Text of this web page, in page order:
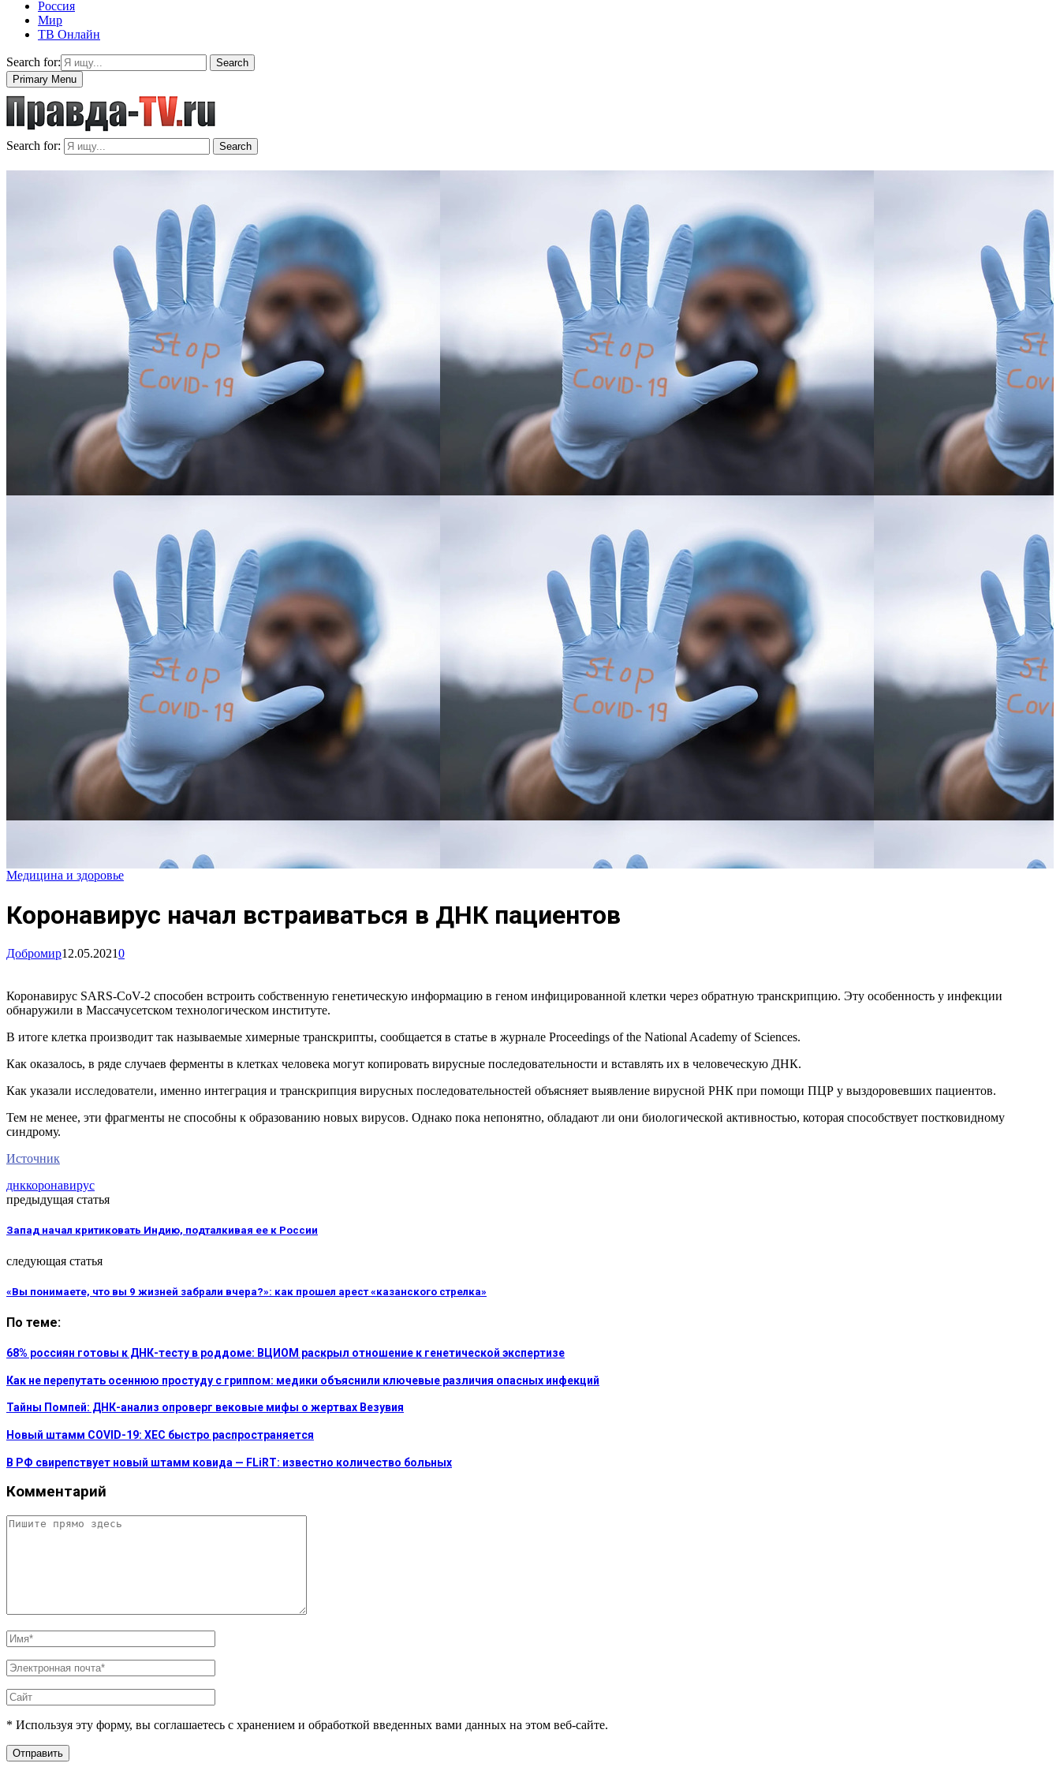
Россия
Мир
ТВ Онлайн
Search for:
Search
Primary Menu
Search for: Search
Медицина и здоровье
Коронавирус начал встраиваться в ДНК пациентов
Добромир12.05.20210
Коронавирус SARS-CoV-2 способен встроить собственную генетическую информацию в геном инфицированной клетки через обратную транскрипцию. Эту особенность у инфекции
обнаружили в Массачусетском технологическом институте.
В итоге клетка производит так называемые химерные транскрипты, сообщается в статье в журнале Proceedings of the National Academy of Sciences.
Как оказалось, в ряде случаев ферменты в клетках человека могут копировать вирусные последовательности и вставлять их в человеческую ДНК.
Как указали исследователи, именно интеграция и транскрипция вирусных последовательностей объясняет выявление вирусной РНК при помощи ПЦР у выздоровевших пациентов.
Тем не менее, эти фрагменты не способны к образованию новых вирусов. Однако пока непонятно, обладают ли они биологической активностью, которая способствует постковидному
синдрому.
Источник
днккоронавирус
предыдущая статья
Запад начал критиковать Индию, подталкивая ее к России
следующая статья
«Вы понимаете, что вы 9 жизней забрали вчера?»: как прошел арест «казанского стрелка»
По теме:
68% россиян готовы к ДНК-тесту в роддоме: ВЦИОМ раскрыл отношение к генетической экспертизе
Как не перепутать осеннюю простуду с гриппом: медики объяснили ключевые различия опасных инфекций
Тайны Помпей: ДНК-анализ опроверг вековые мифы о жертвах Везувия
Новый штамм COVID-19: XEC быстро распространяется
В РФ свирепствует новый штамм ковида — FLiRT: известно количество больных
Комментарий
* Используя эту форму, вы соглашаетесь с хранением и обработкой введенных вами данных на этом веб-сайте.